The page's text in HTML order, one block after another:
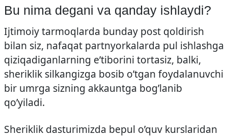
Bu nima degani va qanday ishlaydi?
Ijtimoiy tarmoqlarda bunday post qoldirish
bilan siz, nafaqat partnyorkalarda pul ishlashga
qiziqadiganlarning e’tiborini tortasiz, balki,
sheriklik silkangizga bosib o’tgan foydalanuvchi
bir umrga sizning akkauntga bog’lanib
qo’yiladi.
Sheriklik dasturimizda bepul o’quv kurslaridan